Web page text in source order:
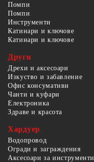
Помпи
Помпи
Инструменти
Катинари и ключове
Катинари и ключове
Други
Дрехи и аксесоари
Изкуство и забавление
Офис консумативи
Чанти и куфари
Електроника
Здраве и красота
Хардуер
Водопровод
Огради и заграждения
Аксесоари за инструменти